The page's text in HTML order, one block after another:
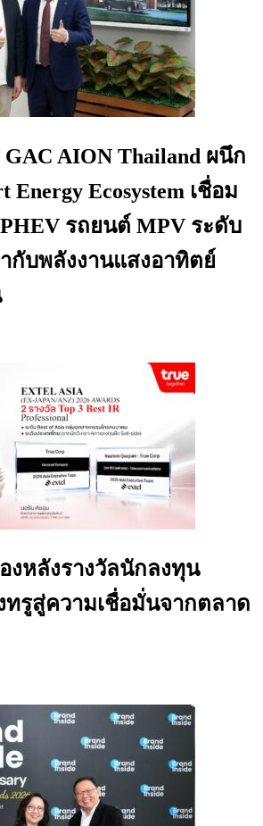
GAC AION Thailand ผนึก
Energy Ecosystem เชื่อม
รถยนต์ MPV ระดับ
กับพลังงานแสงอาทิตย์
งหลังรางวัลนักลงทุน
รูสู่ความเชื่อมั่นจากตลาด